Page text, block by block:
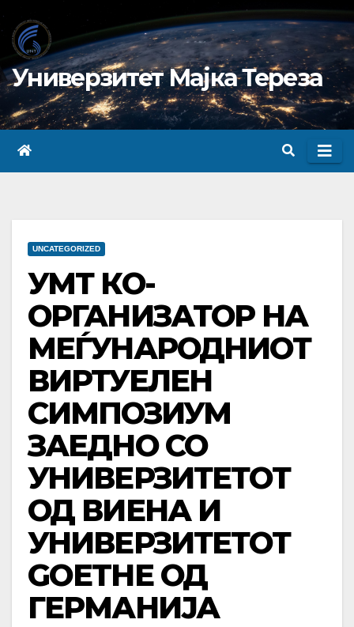
to
content
Универзитет Мајка Тереза
UNCATEGORIZED
УМТ КО-
ОРГАНИЗАТОР НА
МЕЃУНАРОДНИОТ
ВИРТУЕЛЕН
СИМПОЗИУМ
ЗАЕДНО СО
УНИВЕРЗИТЕТОТ
ОД ВИЕНА И
УНИВЕРЗИТЕТОТ
GOETHE ОД
ГЕРМАНИЈА